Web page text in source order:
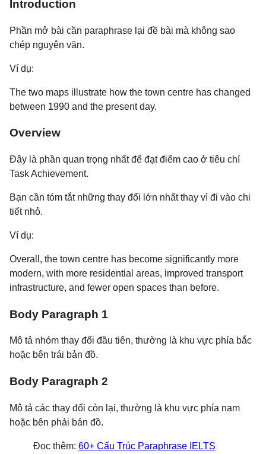
Introduction
Phần mở bài cần paraphrase lại đề bài mà không sao
chép nguyên văn.
Ví dụ:
The two maps illustrate how the town centre has changed
between 1990 and the present day.
Overview
Đây là phần quan trọng nhất để đạt điểm cao ở tiêu chí
Task Achievement.
Bạn cần tóm tắt những thay đổi lớn nhất thay vì đi vào chi
tiết nhỏ.
Ví dụ:
Overall, the town centre has become significantly more
modern, with more residential areas, improved transport
infrastructure, and fewer open spaces than before.
Body Paragraph 1
Mô tả nhóm thay đổi đầu tiên, thường là khu vực phía bắc
hoặc bên trái bản đồ.
Body Paragraph 2
Mô tả các thay đổi còn lại, thường là khu vực phía nam
hoặc bên phải bản đồ.
Đọc thêm: 60+ Cấu Trúc Paraphrase IELTS